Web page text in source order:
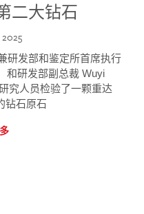
二大钻石
研发部和鉴定所首席执行
和研发部副总裁 Wuyi
究人员检验了一颗重达
钻石原石